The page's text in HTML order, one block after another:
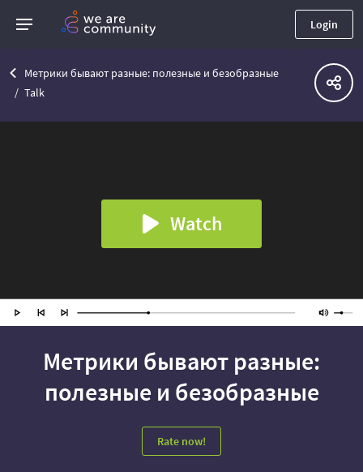
Login
Метрики бывают разные: полезные и безобразные
Talk
Watch
Метрики бывают разные:
полезные и безобразные
Rate now!